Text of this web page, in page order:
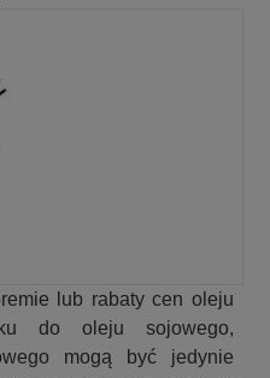
lub rabaty cen oleju
do oleju sojowego,
mogą być jedynie